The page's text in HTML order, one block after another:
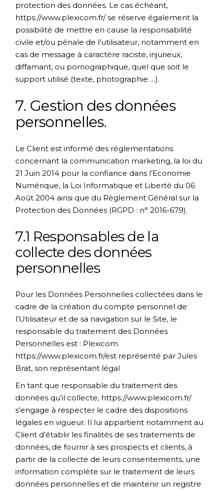
protection des données. Le cas échéant,
https://www.plexicom.fr/se réserve également la
possibilité de mettre en cause la responsabilité
civile et/ou pénale de l’utilisateur, notamment en
cas de message à caractère raciste, injurieux,
diffamant, ou pornographique, quel que soit le
support utilisé (texte, photographie …).
7. Gestion des données
personnelles.
Le Client est informé des réglementations
concernant la communication marketing, la loi du
21 Juin 2014 pour la confiance dans l’Economie
Numérique, la Loi Informatique et Liberté du 06
Août 2004 ainsi que du Règlement Général sur la
Protection des Données (RGPD : n° 2016-679).
7.1 Responsables de la
collecte des données
personnelles
Pour les Données Personnelles collectées dans le
cadre de la création du compte personnel de
l’Utilisateur et de sa navigation sur le Site, le
responsable du traitement des Données
Personnelles est : Plexicom.
https://www.plexicom.fr/est représenté par Jules
Brat, son représentant légal
En tant que responsable du traitement des
données qu’il collecte, https://www.plexicom.fr/
s’engage à respecter le cadre des dispositions
légales en vigueur. Il lui appartient notamment au
Client d’établir les finalités de ses traitements de
données, de fournir à ses prospects et clients, à
partir de la collecte de leurs consentements, une
information complète sur le traitement de leurs
données personnelles et de maintenir un registre